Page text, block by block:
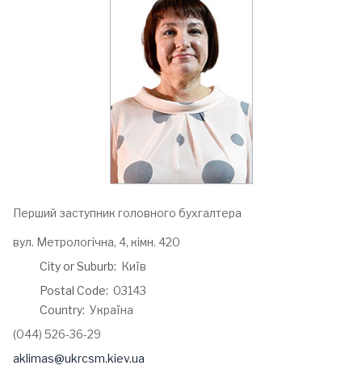
Перший заступник головного бухгалтера
Address:
вул. Метрологічна, 4, кімн. 420
City or Suburb: Київ
Postal Code: 03143
Country: Україна
Phone:
(044) 526-36-29
Email:
aklimas@ukrcsm.kiev.ua